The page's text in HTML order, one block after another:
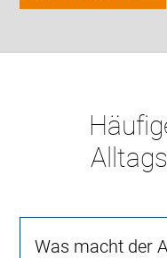
Was macht der